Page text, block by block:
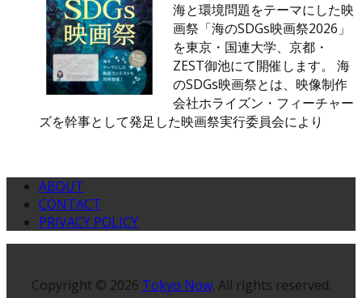
海と環境問題をテーマにした映
画祭「海のSDGs映画祭2026」
を東京・国連大学、京都・
ZEST御池にて開催します。 海
のSDGs映画祭とは、映像制作
会社ホライズン・フィーチャー
ズを幹事として発足した映画祭実行委員会により
ABOUT
CONTACT
PRIVACY POLICY
Copyright © 2026 Tokyo Now. All rights reserved.